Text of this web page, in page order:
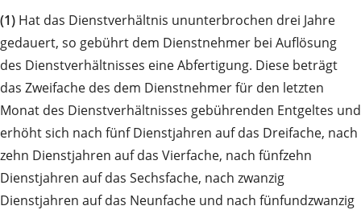
(1) Hat das Dienstverhältnis ununterbrochen drei Jahre
gedauert, so gebührt dem Dienstnehmer bei Auflösung
des Dienstverhältnisses eine Abfertigung. Diese beträgt
das Zweifache des dem Dienstnehmer für den letzten
Monat des Dienstverhältnisses gebührenden Entgeltes und
erhöht sich nach fünf Dienstjahren auf das Dreifache, nach
zehn Dienstjahren auf das Vierfache, nach fünfzehn
Dienstjahren auf das Sechsfache, nach zwanzig
Dienstjahren auf das Neunfache und nach fünfundzwanzig